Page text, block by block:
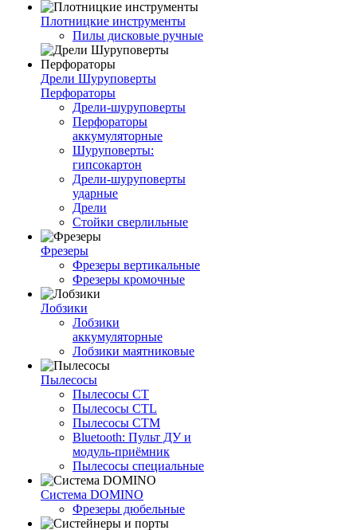
Плотницкие инструменты
Пилы дисковые ручные
Дрели Шуруповерты
Перфораторы
Дрели-шуруповерты
Перфораторы
аккумуляторные
Шуруповерты:
гипсокартон
Дрели-шуруповерты
ударные
Дрели
Стойки сверлильные
Фрезеры
Фрезеры вертикальные
Фрезеры кромочные
Лобзики
Лобзики
аккумуляторные
Лобзики маятниковые
Пылесосы
Пылесосы CT
Пылесосы CTL
Пылесосы CTM
Bluetooth: Пульт ДУ и
модуль-приёмник
Пылесосы специальные
Система DOMINO
Фрезеры дюбельные